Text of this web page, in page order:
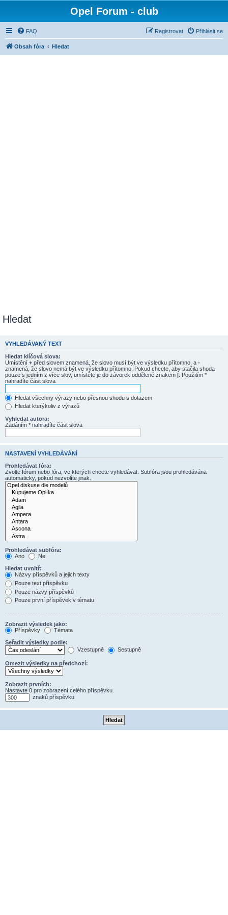
Opel Forum - club
FAQ Přihlásit se
Registrovat
Obsah fóra Hledat
Hledat
VYHLEDÁVANÝ TEXT
Hledat klíčová slova:
Umístění + před slovem znamená, že slovo musí být ve výsledku přítomno, a -
znamená, že slovo nemá být ve výsledku přítomno. Pokud chcete, aby stačila shoda
pouze s jedním z více slov, umístěte je do závorek oddělené znakem | . Použitím *
nahradíte část slova
Hledat všechny výrazy nebo přesnou shodu s dotazem
Hledat kterýkoliv z výrazů
Vyhledat autora:
Zadáním * nahradíte část slova
NASTAVENÍ VYHLEDÁVÁNÍ
Prohledávat fóra:
Zvolte fórum nebo fóra, ve kterých chcete vyhledávat. Subfóra jsou prohledávána
automaticky, pokud nezvolíte jinak.
Prohledávat subfóra:
Ano
Ne
Hledat uvnitř:
Názvy příspěvků a jejich texty
Pouze text příspěvku
Pouze názvy příspěvků
Pouze první příspěvek v tématu
Zobrazit výsledek jako:
Příspěvky
Témata
Seřadit výsledky podle:
Vzestupně
Sestupně
Omezit výsledky na předchozí:
Zobrazit prvních:
Nastavte 0 pro zobrazení celého příspěvku.
znaků příspěvku